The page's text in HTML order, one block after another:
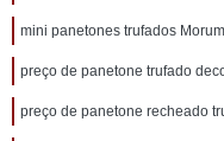
mini panetones trufados
preço de panetone trufado
preço de panetone recheado